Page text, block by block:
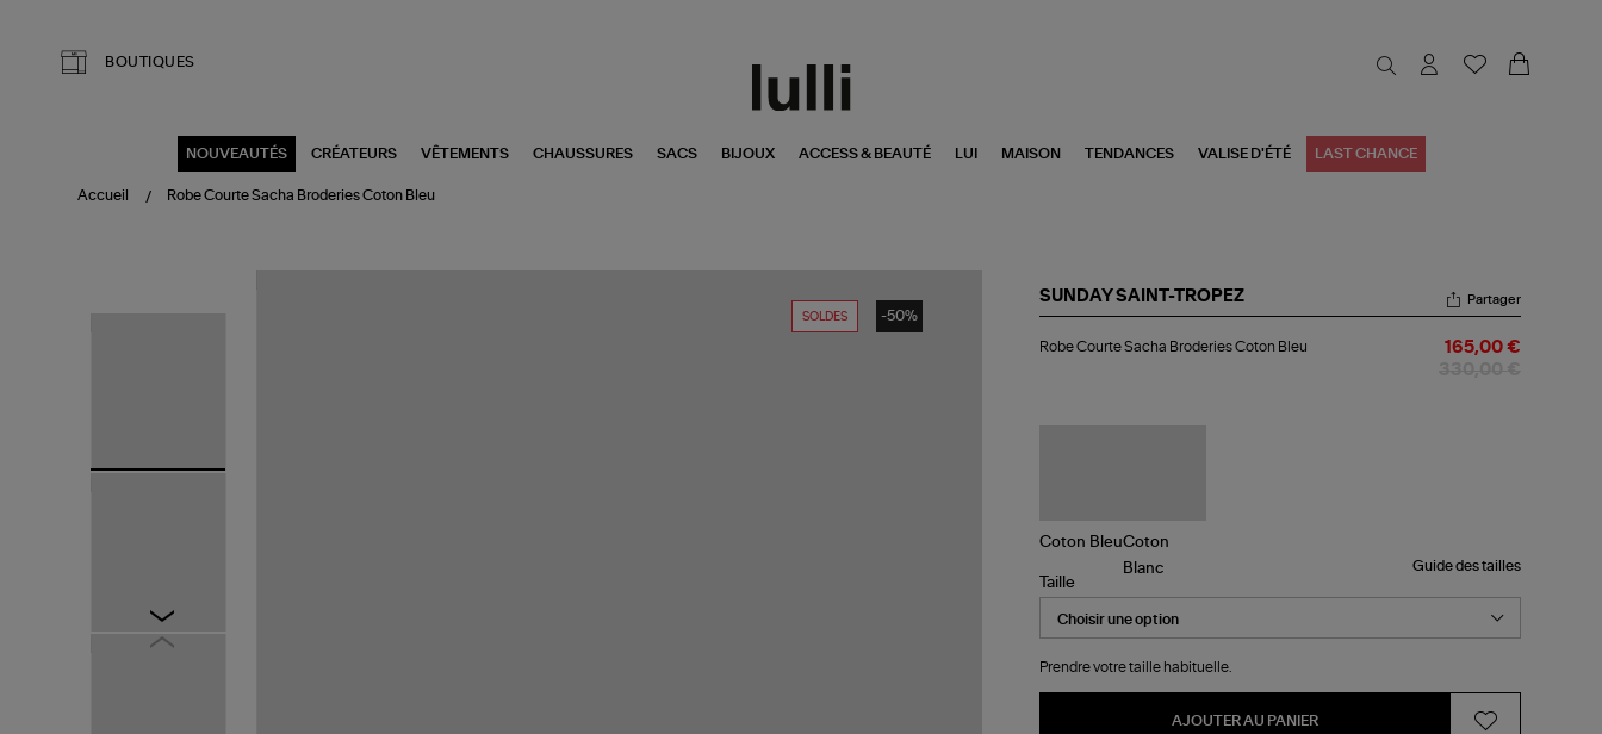
BOUTIQUES
NOUVEAUTÉS CRÉATEURS VÊTEMENTS CHAUSSURES SACS BIJOUX ACCESS & BEAUTÉ LUI MAISON TENDANCES VALISE D'ÉTÉ LAST CHANCE
Accueil Robe Courte Sacha Broderies Coton Bleu
SOLDES -50%
SUNDAY SAINT-TROPEZ
Courte
Partager
Robe Courte Sacha Broderies Coton Bleu 165,00 €
Guide des tailles
Taille
Prendre votre taille habituelle.
AJOUTER AU PANIER